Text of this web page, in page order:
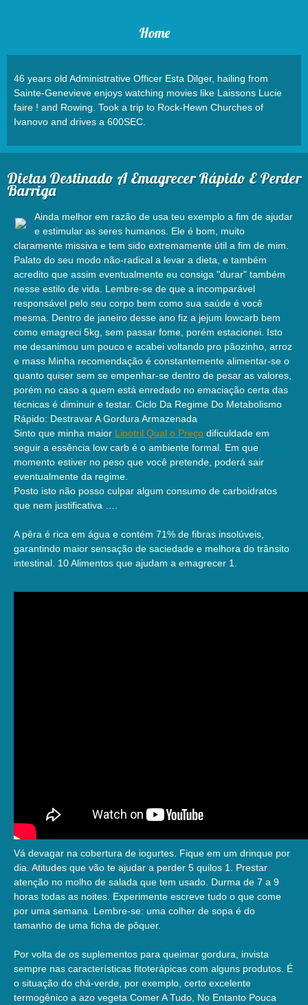
Home
46 years old Administrative Officer Esta Dilger, hailing from
Sainte-Genevieve enjoys watching movies like Laissons Lucie
faire ! and Rowing. Took a trip to Rock-Hewn Churches of
Ivanovo and drives a 600SEC.
Dietas Destinado A Emagrecer Rápido E Perder
Barriga
Ainda melhor em razão de usa teu exemplo a fim de ajudar
e estimular as seres humanos. Ele é bom, muito
claramente missiva e tem sido extremamente útil a fim de mim.
Palato do seu modo não-radical a levar a dieta, e também
acredito que assim eventualmente eu consiga "durar" também
nesse estilo de vida. Lembre-se de que a incomparável
responsável pelo seu corpo bem como sua saúde é você
mesma. Dentro de janeiro desse ano fiz a jejum lowcarb bem
como emagreci 5kg, sem passar fome, porém estacionei. Isto
me desanimou um pouco e acabei voltando pro pãozinho, arroz
e mass Minha recomendação é constantemente alimentar-se o
quanto quiser sem se empenhar-se dentro de pesar as valores,
porém no caso a quem está enredado no emaciação certa das
técnicas é diminuir e testar. Ciclo Da Regime Do Metabolismo
Rápido: Destravar A Gordura Armazenada
Sinto que minha maior Lipotril Qual o Preço dificuldade em
seguir a essência low carb é o ambiente formal. Em que
momento estiver no peso que você pretende, poderá sair
eventualmente da regime.
Posto isto não posso culpar algum consumo de carboidratos
que nem justificativa ….
A pêra é rica em água e contém 71% de fibras insolúveis,
garantindo maior sensação de saciedade e melhora do trânsito
intestinal. 10 Alimentos que ajudam a emagrecer 1.
Vá devagar na cobertura de iogurtes. Fique em um drinque por
dia. Atitudes que vão te ajudar a perder 5 quilos 1. Prestar
atenção no molho de salada que tem usado. Durma de 7 a 9
horas todas as noites. Experimente escreve tudo o que come
por uma semana. Lembre-se: uma colher de sopa é do
tamanho de uma ficha de pôquer.
Por volta de os suplementos para queimar gordura, invista
sempre nas características fitoterápicas com alguns produtos. É
o situação do chá-verde, por exemplo, certo excelente
termogênico a azo vegeta Comer A Tudo, No Entanto Pouca